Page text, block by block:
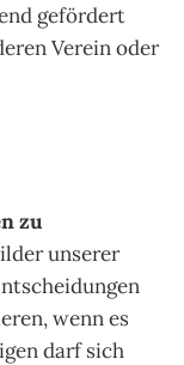
gefördert
Verein oder
zu
unserer
wenn es
darf sich